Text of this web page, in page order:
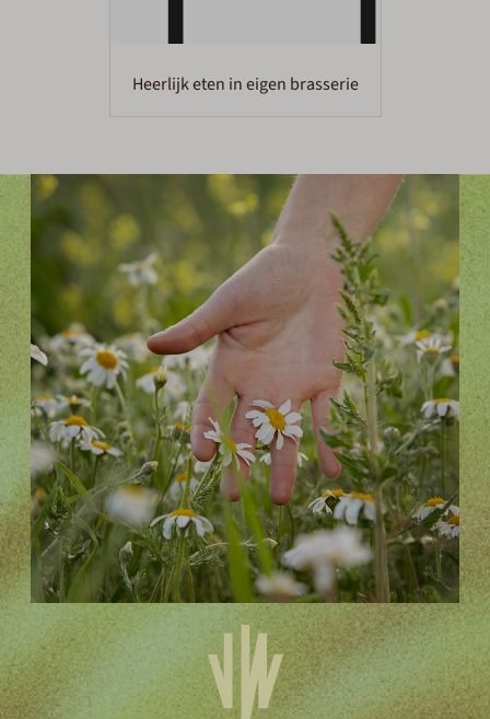
Heerlijk eten in eigen brasserie